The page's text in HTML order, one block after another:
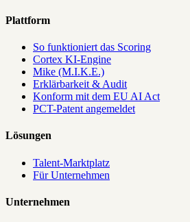
Plattform
So funktioniert das Scoring
Cortex KI-Engine
Mike (M.I.K.E.)
Erklärbarkeit & Audit
Konform mit dem EU AI Act
PCT-Patent angemeldet
Lösungen
Talent-Marktplatz
Für Unternehmen
Unternehmen